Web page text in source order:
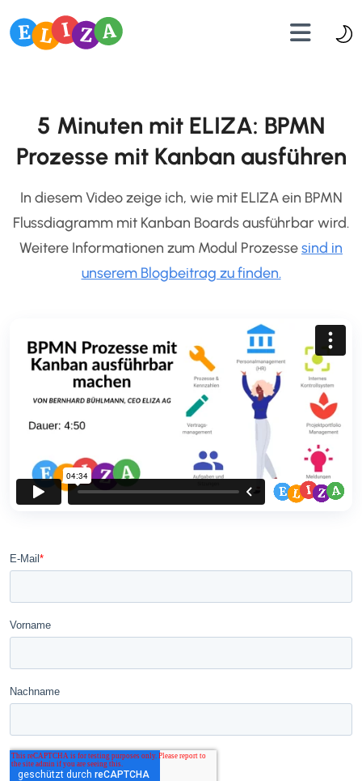
5 Minuten mit ELIZA: BPMN
Prozesse mit Kanban ausführen
In diesem Video zeige ich, wie mit ELIZA ein BPMN
Flussdiagramm mit Kanban Boards ausführbar wird.
Weitere Informationen zum Modul Prozessesind in
unserem Blogbeitrag zu finden.